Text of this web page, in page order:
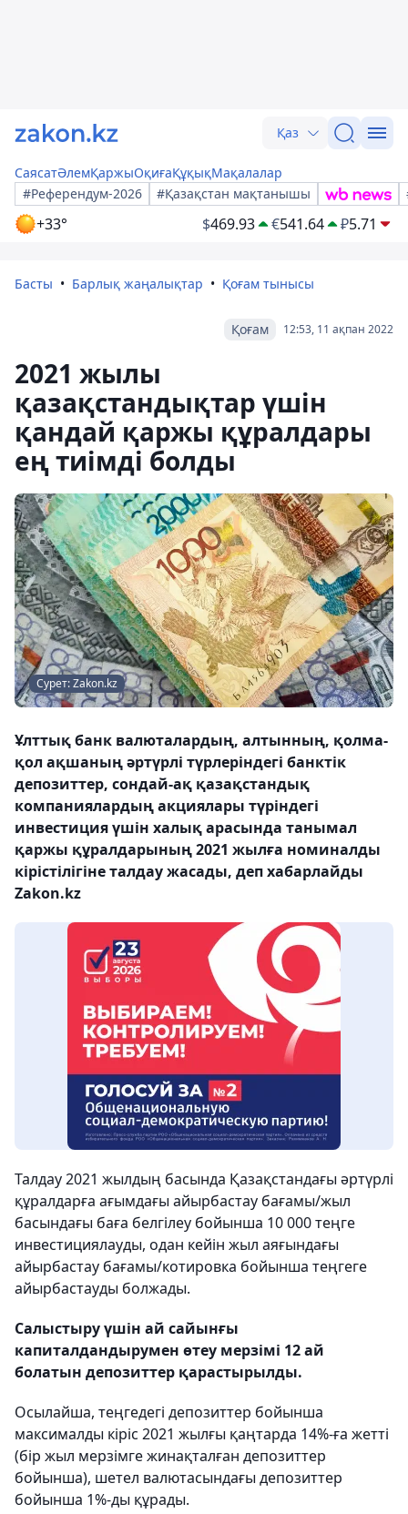
Қаз
СаясатӘлемҚаржыОқиғаҚұқықМақалалар
#Референдум-2026
#Қазақстан мақтанышы
+33° $469.93 €541.64 ₽5.71
Басты Барлық жаңалықтар Қоғам тынысы
12:53, 11 ақпан 2022
Қоғам
2021 жылы
қазақстандықтар үшін
қандай қаржы құралдары
ең тиімді болды
Сурет: Zakon.kz
Ұлттық банк валюталардың, алтынның, қолма-
қол ақшаның әртүрлі түрлеріндегі банктік
депозиттер, сондай-ақ қазақстандық
компаниялардың акциялары түріндегі
инвестиция үшін халық арасында танымал
қаржы құралдарының 2021 жылға номиналды
кірістілігіне талдау жасады, деп хабарлайды
Zakon.kz
Талдау 2021 жылдың басында Қазақстандағы әртүрлі
құралдарға ағымдағы айырбастау бағамы/жыл
басындағы баға белгілеу бойынша 10 000 теңге
инвестициялауды, одан кейін жыл аяғындағы
айырбастау бағамы/котировка бойынша теңгеге
айырбастауды болжады.
Салыстыру үшін ай сайынғы
капиталдандырумен өтеу мерзімі 12 ай
болатын депозиттер қарастырылды.
Осылайша, теңгедегі депозиттер бойынша
максималды кіріс 2021 жылғы қаңтарда 14%-ға жетті
(бір жыл мерзімге жинақталған депозиттер
бойынша), шетел валютасындағы депозиттер
бойынша 1%-ды құрады.